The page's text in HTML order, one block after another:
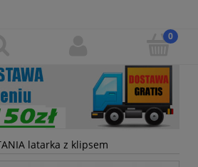
latarka z klipsem